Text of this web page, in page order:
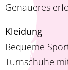
Genaueres
Kleidung
Bequeme
Turnschuhe